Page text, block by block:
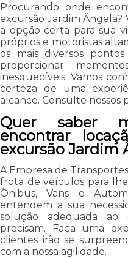
Procurando onde
excursão Jardim Ângela?
a opção certa para sua
próprios e motoristas
os mais diversos
proporcionar
inesquecíveis. Vamos
certeza de uma
alcance. Consulte nossos
Quer saber
encontrar
excursão Jardim
A Empresa de
frota de veículos para
Ônibus, Vans e
entendem a sua
solução adequada
precisam. Faça uma
clientes irão se
com a nossa agilidade.